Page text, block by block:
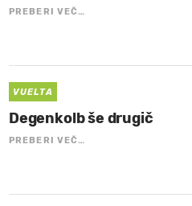
PREBERI VEČ…
VUELTA
Degenkolb še drugič
PREBERI VEČ…